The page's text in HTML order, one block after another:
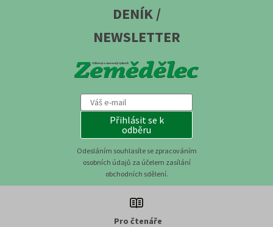
DENÍK /
NEWSLETTER
Přihlásit se k
odběru
Odesláním souhlasíte se zpracováním
osobních údajů za účelem zasílání
obchodních sdělení.
Pro čtenáře